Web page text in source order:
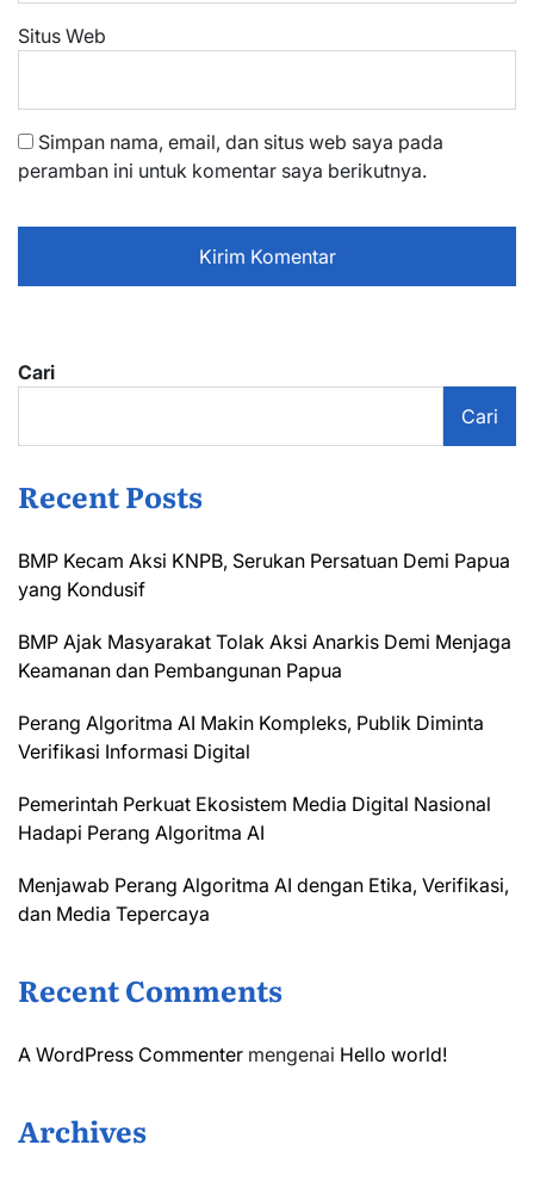
Situs Web
Simpan nama, email, dan situs web saya pada
peramban ini untuk komentar saya berikutnya.
Cari
Cari
Recent Posts
BMP Kecam Aksi KNPB, Serukan Persatuan Demi Papua
yang Kondusif
BMP Ajak Masyarakat Tolak Aksi Anarkis Demi Menjaga
Keamanan dan Pembangunan Papua
Perang Algoritma AI Makin Kompleks, Publik Diminta
Verifikasi Informasi Digital
Pemerintah Perkuat Ekosistem Media Digital Nasional
Hadapi Perang Algoritma AI
Menjawab Perang Algoritma AI dengan Etika, Verifikasi,
dan Media Tepercaya
Recent Comments
A WordPress Commenter mengenai Hello world!
Archives